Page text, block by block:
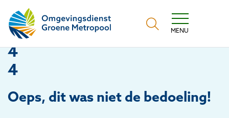
Omgevingsdienst Groene Metropool
MENU
4
4
Oeps, dit was niet de bedoeling!